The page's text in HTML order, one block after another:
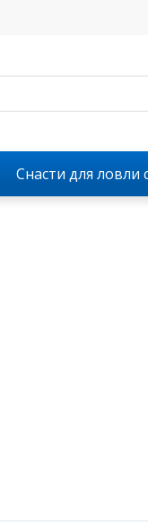
Снасти для ловли